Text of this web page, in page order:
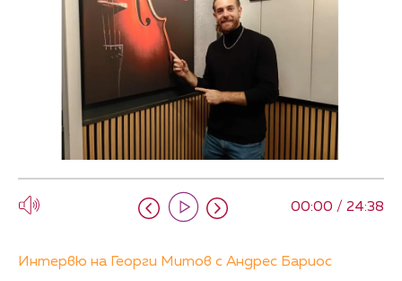
00:00 / 24:38
Интервю на Георги Митов с Андрес Бариос